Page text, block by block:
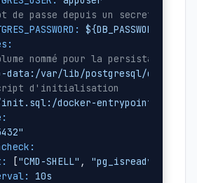
de passe depuis un secret
${DB_PASSWORD}
nommé pour la persistance des
data:/var/lib/postgresql/data
d'initialisation
docker-entrypoint-
["CMD-SHELL" , "pg_isready -U
10s